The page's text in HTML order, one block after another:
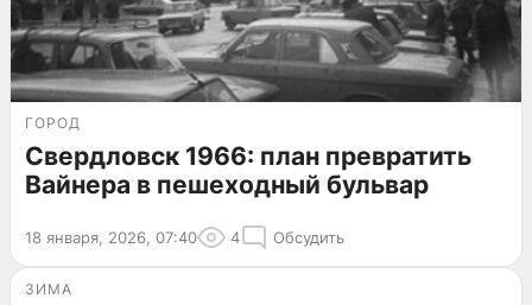
ГОРОД
Свердловск 1966: план превратить
Вайнера в пешеходный бульвар
18 января, 2026, 07:40 4 Обсудить
ЗИМА